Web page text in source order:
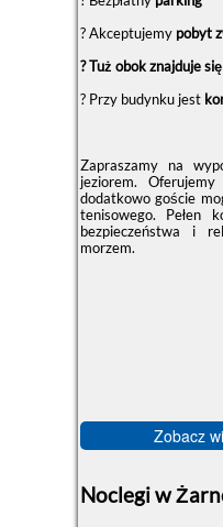
? Akceptujemypobyt
? Tuż obok znajduje
? Przy budynku jest
Zapraszamy na
jeziorem.
dodatkowo goście
tenisowego. Pełen
bezpieczeństwa i
morzem.
Zobacz
Noclegi w